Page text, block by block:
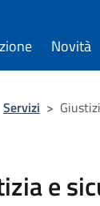
Novità
Servizi >
e